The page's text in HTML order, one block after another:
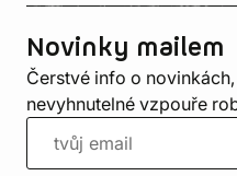
Novinky mailem
Čerstvé info o
nevyhnutelné vzpouře